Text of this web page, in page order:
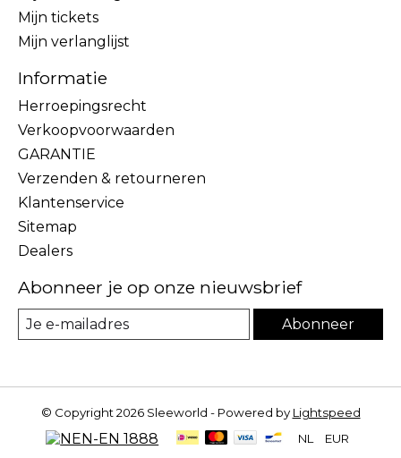
Mijn tickets
Mijn verlanglijst
Informatie
Herroepingsrecht
Verkoopvoorwaarden
GARANTIE
Verzenden & retourneren
Klantenservice
Sitemap
Dealers
Abonneer je op onze nieuwsbrief
Abonneer
© Copyright 2026 Sleeworld - Powered by Lightspeed
NL
EUR